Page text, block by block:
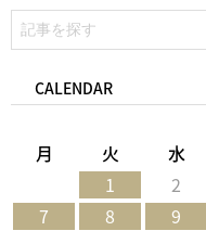
索:
CALENDAR
月 火 水
1 2
7
8 9